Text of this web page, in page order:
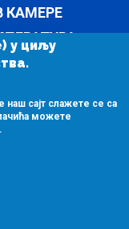
КАМЕРЕ
НАБАВКЕ
у циљу
наш сајт слажете се са
можете